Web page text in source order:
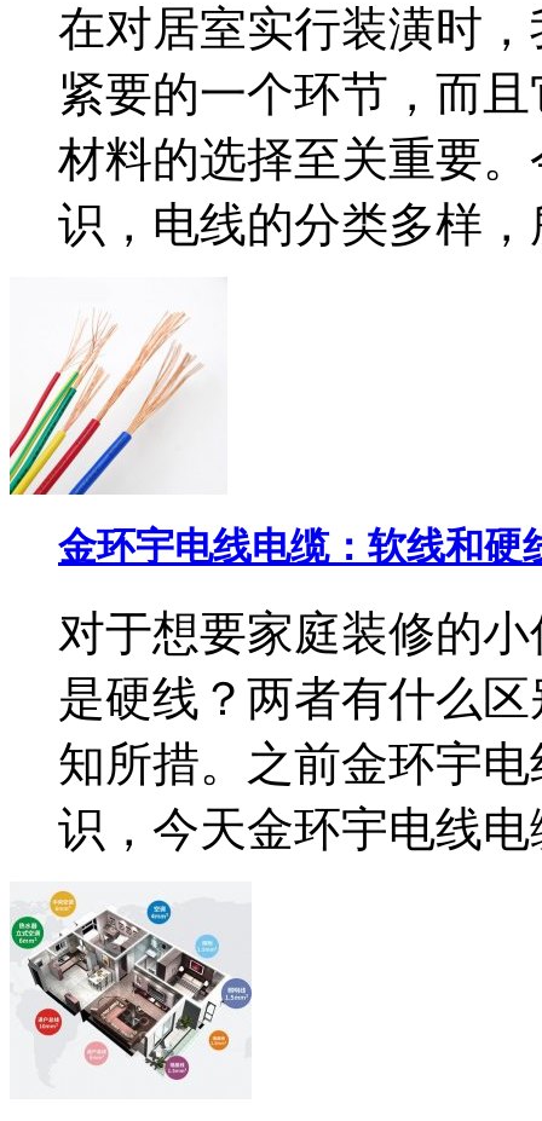
在对居室实行装潢时
紧要的一个环节，而
材料的选择至关重要
识，电线的分类多样，
金环宇电线电缆：软线和硬
对于想要家庭装修的
是硬线？两者有什么
知所措。之前金环宇
识，今天金环宇电线电